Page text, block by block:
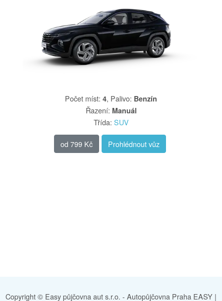
Počet míst: 4, Palivo: Benzín
Řazení: Manuál
Třída: SUV
od 799 Kč Prohlédnout vůz
Copyright © Easy půjčovna aut s.r.o. - Autopůjčovna Praha EASY |